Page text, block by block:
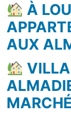
À
AUX
MARCHÉ